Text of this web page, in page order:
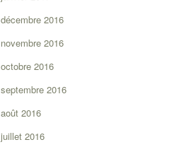
décembre 2016
novembre 2016
octobre 2016
septembre 2016
août 2016
juillet 2016